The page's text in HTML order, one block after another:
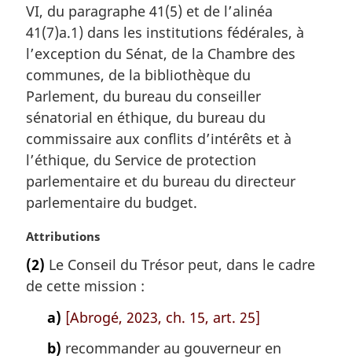
g
i
n
a
l
e
:
VI, du paragraphe 41(5) et de l’alinéa
41(7)a.1) dans les institutions fédérales, à
l’exception du Sénat, de la Chambre des
communes, de la bibliothèque du
Parlement, du bureau du conseiller
sénatorial en éthique, du bureau du
commissaire aux conflits d’intérêts et à
l’éthique, du Service de protection
parlementaire et du bureau du directeur
parlementaire du budget.
N
t
e
Attributions
(2) Le Conseil du Trésor peut, dans le cadre
de cette mission :
a) [Abrogé, 2023, ch. 15, art. 25]
b) recommander au gouverneur en